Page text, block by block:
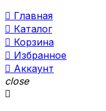
 Главная
 Каталог
 Корзина
 Избранное
 Аккаунт
close
